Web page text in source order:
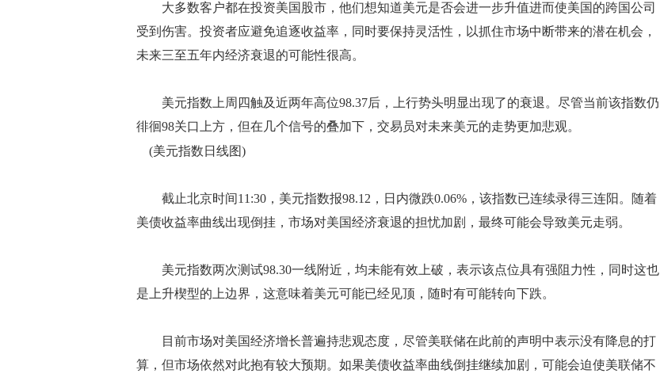
大多数客户都在投资美国股市，他们想知道美元是否会进一步升值进而使美国的跨国公司
受到伤害。投资者应避免追逐收益率，同时要保持灵活性，以抓住市场中断带来的潜在机会，
未来三至五年内经济衰退的可能性很高。
美元指数上周四触及近两年高位98.37后，上行势头明显出现了的衰退。尽管当前该指数仍
徘徊98关口上方，但在几个信号的叠加下，交易员对未来美元的走势更加悲观。
(美元指数日线图)
截止北京时间11:30，美元指数报98.12，日内微跌0.06%，该指数已连续录得三连阳。随着
美债收益率曲线出现倒挂，市场对美国经济衰退的担忧加剧，最终可能会导致美元走弱。
美元指数两次测试98.30一线附近，均未能有效上破，表示该点位具有强阻力性，同时这也
是上升楔型的上边界，这意味着美元可能已经见顶，随时有可能转向下跌。
目前市场对美国经济增长普遍持悲观态度，尽管美联储在此前的声明中表示没有降息的打
算，但市场依然对此抱有较大预期。如果美债收益率曲线倒挂继续加剧，可能会迫使美联储不